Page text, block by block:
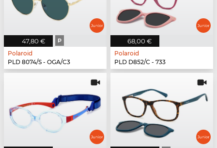
47,80 € P
Polaroid
PLD 8074/S - OGA/C3
68,00 €
Polaroid
PLD D852/C - 733